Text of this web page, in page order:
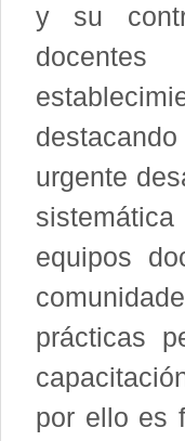
y su
urgente
equipos
prácticas
por ello es